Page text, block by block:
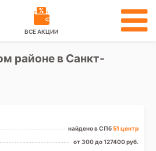
ВСЕ АКЦИИ
районе в Санкт-
найдено в СПб51 центр
от 300 до 127400 руб.